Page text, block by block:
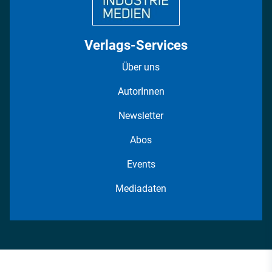
Verlags-Services
Über uns
AutorInnen
Newsletter
Abos
Events
Mediadaten